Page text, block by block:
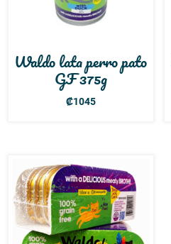
Waldo lata perro pato
GF 375g
₡1045